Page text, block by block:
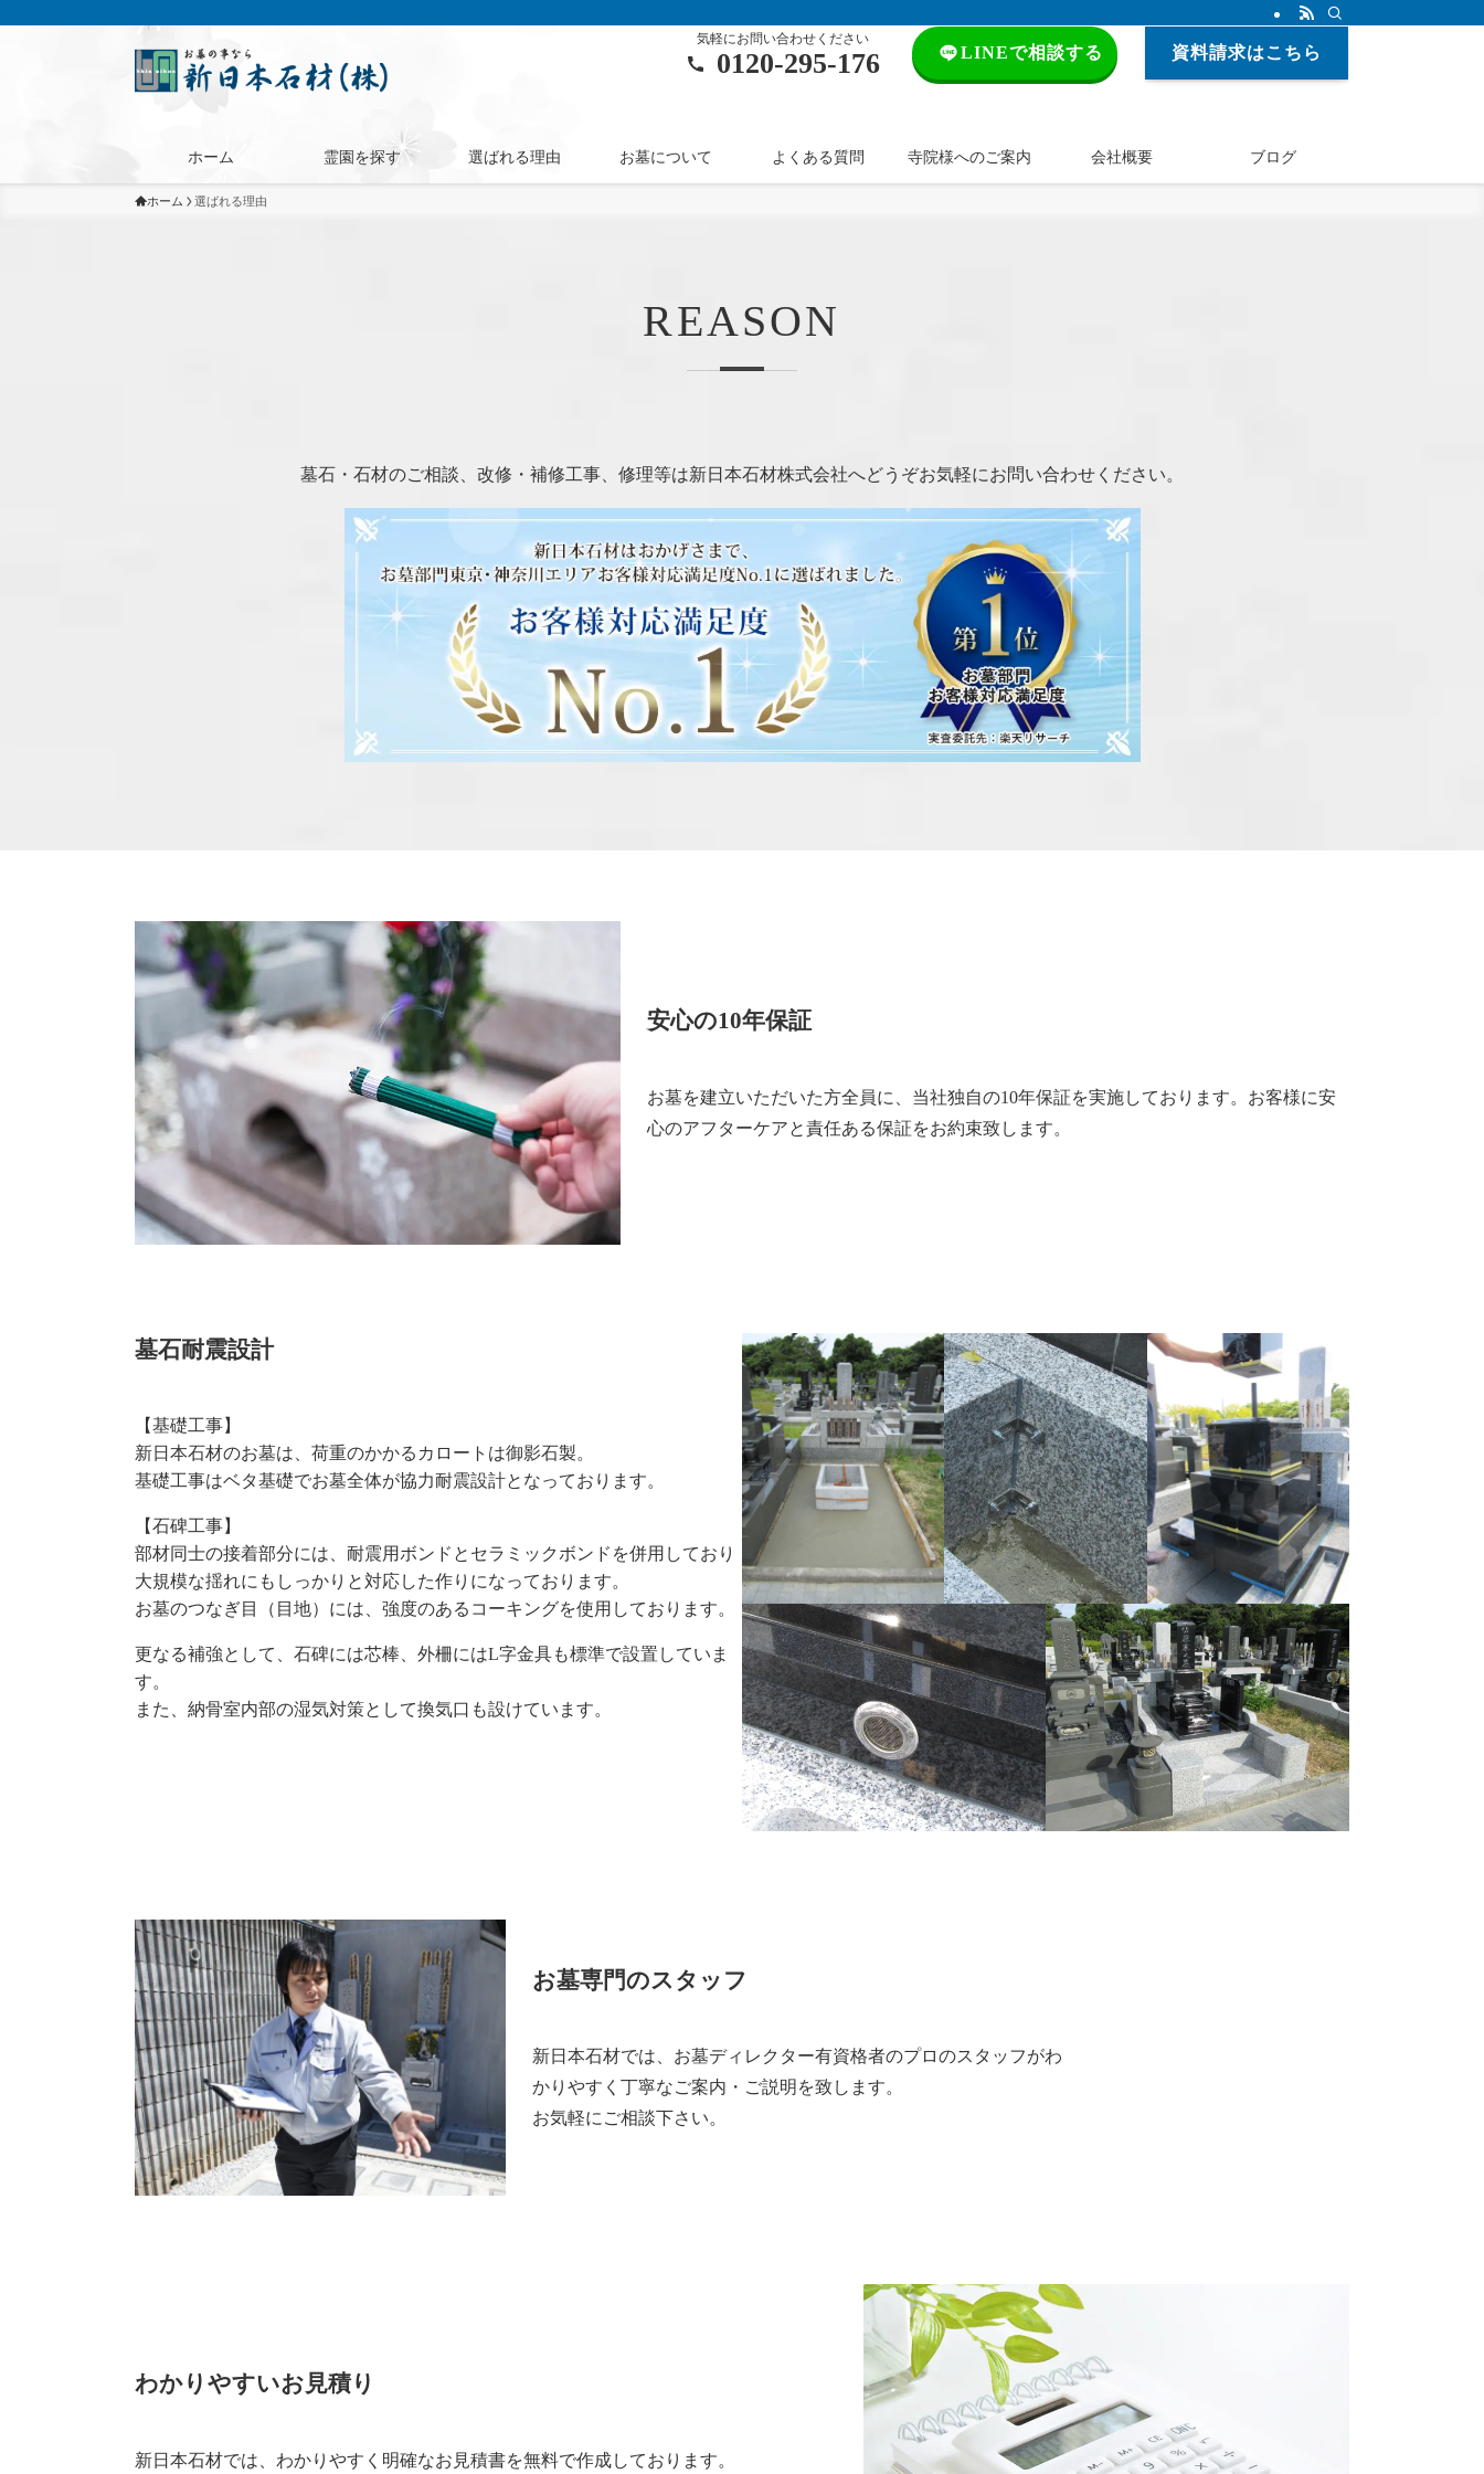
ホーム 霊園を探す 選ばれる理由 お墓について よくある質問 寺院様へのご案内 会社概要 ブログ
気軽にお問い合わせください
0120‐295‐176 LINEで相談する 資料請求はこちら
ホーム 選ばれる理由
REASON
墓石・石材のご相談、改修・補修工事、修理等は新日本石材株式会社へどうぞお気軽にお問い合わせください。
安心の10年保証
お墓を建立いただいた方全員に、当社独自の10年保証を実施しております。お客様に安
心のアフターケアと責任ある保証をお約束致します。
墓石耐震設計
【基礎工事】
新日本石材のお墓は、荷重のかかるカロートは御影石製。
基礎工事はベタ基礎でお墓全体が協力耐震設計となっております。
【石碑工事】
部材同士の接着部分には、耐震用ボンドとセラミックボンドを併用しており
大規模な揺れにもしっかりと対応した作りになっております。
お墓のつなぎ目（目地）には、強度のあるコーキングを使用しております。
更なる補強として、石碑には芯棒、外柵にはL字金具も標準で設置していま
す。
また、納骨室内部の湿気対策として換気口も設けています。
お墓専門のスタッフ
新日本石材では、お墓ディレクター有資格者のプロのスタッフがわ
かりやすく丁寧なご案内・ご説明を致します。
お気軽にご相談下さい。
わかりやすいお見積り
新日本石材では、わかりやすく明確なお見積書を無料で作成しております。